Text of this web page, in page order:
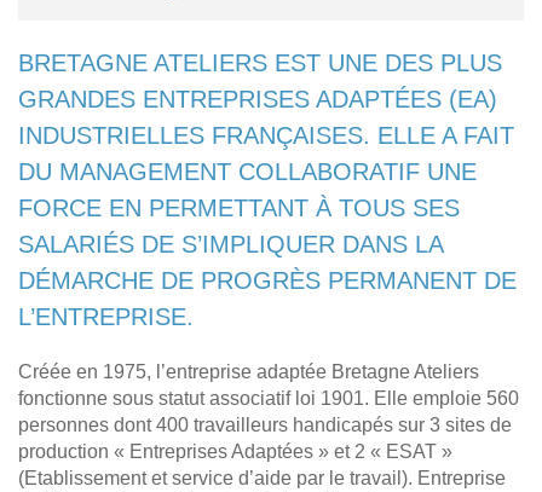
BRETAGNE ATELIERS EST UNE DES PLUS
GRANDES ENTREPRISES ADAPTÉES (EA)
INDUSTRIELLES FRANÇAISES. ELLE A FAIT
DU MANAGEMENT COLLABORATIF UNE
FORCE EN PERMETTANT À TOUS SES
SALARIÉS DE S’IMPLIQUER DANS LA
DÉMARCHE DE PROGRÈS PERMANENT DE
L’ENTREPRISE.
Créée en 1975, l’entreprise adaptée Bretagne Ateliers
fonctionne sous statut associatif loi 1901. Elle emploie 560
personnes dont 400 travailleurs handicapés sur 3 sites de
production « Entreprises Adaptées » et 2 « ESAT »
(Etablissement et service d’aide par le travail). Entreprise